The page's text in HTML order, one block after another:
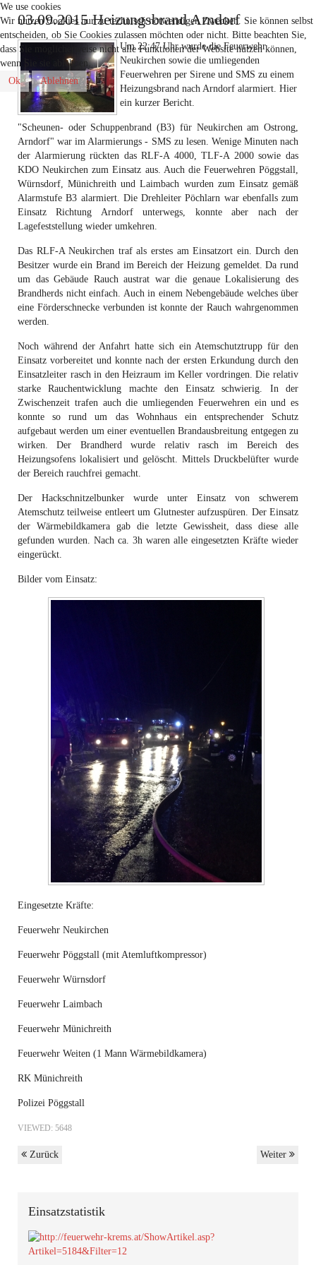
03.09.2015 Heizungsbrand Arndorf
Um 22:47 Uhr wurde die Feuerwehr
Neukirchen sowie die umliegenden
Feuerwehren per Sirene und SMS zu einem
Heizungsbrand nach Arndorf alarmiert. Hier
ein kurzer Bericht.
"Scheunen- oder Schuppenbrand (B3) für Neukirchen am Ostrong,
Arndorf" war im Alarmierungs - SMS zu lesen. Wenige Minuten nach
der Alarmierung rückten das RLF-A 4000, TLF-A 2000 sowie das
KDO Neukirchen zum Einsatz aus. Auch die Feuerwehren Pöggstall,
Würnsdorf, Münichreith und Laimbach wurden zum Einsatz gemäß
Alarmstufe B3 alarmiert. Die Drehleiter Pöchlarn war ebenfalls zum
Einsatz Richtung Arndorf unterwegs, konnte aber nach der
Lagefeststellung wieder umkehren.
Das RLF-A Neukirchen traf als erstes am Einsatzort ein. Durch den
Besitzer wurde ein Brand im Bereich der Heizung gemeldet. Da rund
um das Gebäude Rauch austrat war die genaue Lokalisierung des
Brandherds nicht einfach. Auch in einem Nebengebäude welches über
eine Förderschnecke verbunden ist konnte der Rauch wahrgenommen
werden.
Noch während der Anfahrt hatte sich ein Atemschutztrupp für den
Einsatz vorbereitet und konnte nach der ersten Erkundung durch den
Einsatzleiter rasch in den Heizraum im Keller vordringen. Die relativ
starke Rauchentwicklung machte den Einsatz schwierig. In der
Zwischenzeit trafen auch die umliegenden Feuerwehren ein und es
konnte so rund um das Wohnhaus ein entsprechender Schutz
aufgebaut werden um einer eventuellen Brandausbreitung entgegen zu
wirken. Der Brandherd wurde relativ rasch im Bereich des
Heizungsofens lokalisiert und gelöscht. Mittels Druckbelüfter wurde
der Bereich rauchfrei gemacht.
Der Hackschnitzelbunker wurde unter Einsatz von schwerem
Atemschutz teilweise entleert um Glutnester aufzuspüren. Der Einsatz
der Wärmebildkamera gab die letzte Gewissheit, dass diese alle
gefunden wurden. Nach ca. 3h waren alle eingesetzten Kräfte wieder
eingerückt.
Bilder vom Einsatz:
Eingesetzte Kräfte:
Feuerwehr Neukirchen
Feuerwehr Pöggstall (mit Atemluftkompressor)
Feuerwehr Würnsdorf
Feuerwehr Laimbach
Feuerwehr Münichreith
Feuerwehr Weiten (1 Mann Wärmebildkamera)
RK Münichreith
Polizei Pöggstall
VIEWED: 5648
Zurück Weiter
Einsatzstatistik
We use cookies
Wir nutzen Cookies nur zu technisch notwendigen Zwecken. Sie können selbst
entscheiden, ob Sie Cookies zulassen möchten oder nicht. Bitte beachten Sie,
dass Sie möglicherweise nicht alle Funktionen der Website nutzen können,
wenn Sie sie ablehnen.
Ok
Ablehnen